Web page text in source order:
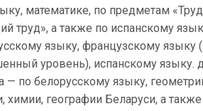
математике, по предметам
труд», а также по испанскому
языку, французскому
уровень), испанскому языку.
— по белорусскому языку,
географии Беларуси, а